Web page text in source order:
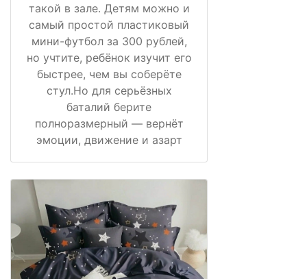
такой в зале. Детям можно и
самый простой пластиковый
мини-футбол за 300 рублей,
но учтите, ребёнок изучит его
быстрее, чем вы соберёте
стул.Но для серьёзных
баталий берите
полноразмерный — вернёт
эмоции, движение и азарт